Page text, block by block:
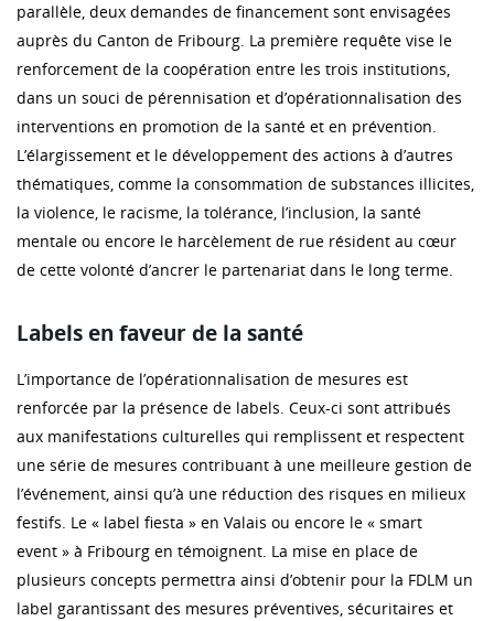
parallèle, deux demandes de financement sont envisagées
auprès du Canton de Fribourg. La première requête vise le
renforcement de la coopération entre les trois institutions,
dans un souci de pérennisation et d’opérationnalisation des
interventions en promotion de la santé et en prévention.
L’élargissement et le développement des actions à d’autres
thématiques, comme la consommation de substances illicites,
la violence, le racisme, la tolérance, l’inclusion, la santé
mentale ou encore le harcèlement de rue résident au cœur
de cette volonté d’ancrer le partenariat dans le long terme.
Labels en faveur de la santé
L’importance de l’opérationnalisation de mesures est
renforcée par la présence de labels. Ceux-ci sont attribués
aux manifestations culturelles qui remplissent et respectent
une série de mesures contribuant à une meilleure gestion de
l’événement, ainsi qu’à une réduction des risques en milieux
festifs. Le « label fiesta » en Valais ou encore le « smart
event » à Fribourg en témoignent. La mise en place de
plusieurs concepts permettra ainsi d’obtenir pour la FDLM un
label garantissant des mesures préventives, sécuritaires et